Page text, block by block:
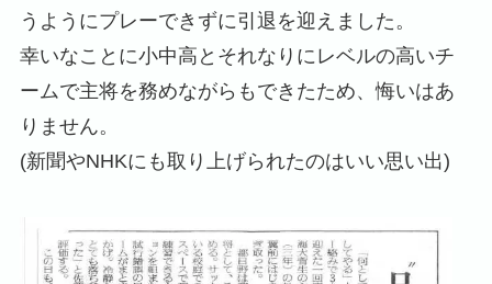
うようにプレーできずに引退を迎えました。
幸いなことに小中高とそれなりにレベルの高いチ
ームで主将を務めながらもできたため、悔いはあ
りません。
(新聞やNHKにも取り上げられたのはいい思い出)